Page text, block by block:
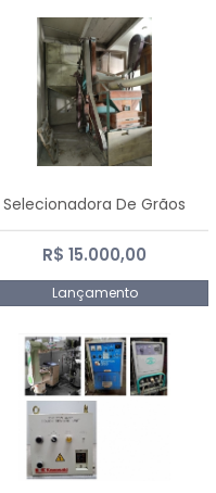
Selecionadora De Grãos
R$ 15.000,00
Lançamento